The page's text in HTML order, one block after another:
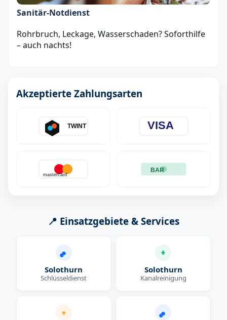
Sanitär‑Notdienst
Rohrbruch, Leckage, Wasserschaden? Soforthilfe
– auch nachts!
Akzeptierte Zahlungsarten
TWINT VISA
mastercard
BAR
📍 Einsatzgebiete & Services
Solothurn
Schlüsseldienst
Solothurn
Kanalreinigung